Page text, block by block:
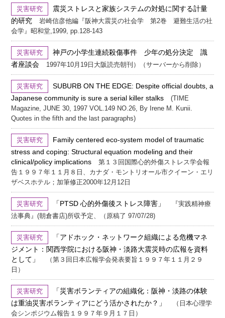
災害研究
震災ストレスと家族システムの対処に関する計量
的研究
岩崎信彦他編『阪神大震災の社会学 第2巻 避難生活の社
会学』昭和堂,1999, pp.128-143
災害研究
神戸の小学生連続殺傷事件 少年の処分決定 識
者座談会
1997年10月19日大阪読売朝刊）（サーバーから削除）
災害研究
SUBURB ON THE EDGE: Despite official doubts, a
Japanese community is sure a serial killer stalks
(TIME
Magazine, JUNE 30, 1997 VOL.149 NO.26, By Irene M. Kunii.
Quotes in the fifth and the last paragraphs)
災害研究
Family centered eco-system model of traumatic
stress and coping: Structural equation modeling and their
clinical/policy implications
第１３回国際心的外傷ストレス学会報
告１９９７年１１月８日、カナダ・モントリオール市クイーン・エリ
ザベスホテル；加筆修正2000年12月12日
災害研究 「PTSD 心的外傷後ストレス障害」
『実践精神療
法事典』(朝倉書店)所収予定、（原稿了 97/07/28)
災害研究
「アドホック・ネットワーク組織による危機マネ
ジメント：関西学院における阪神・淡路大震災時の広報を資料
として」
（第３回日本広報学会発表要旨１９９７年１１月２９
日）
災害研究
「災害ボランティアの組織化：阪神・淡路の体験
は重油災害ボランティアにどう活かされたか？」
（日本心理学
会シンポジウム報告１９９７年９月１７日）